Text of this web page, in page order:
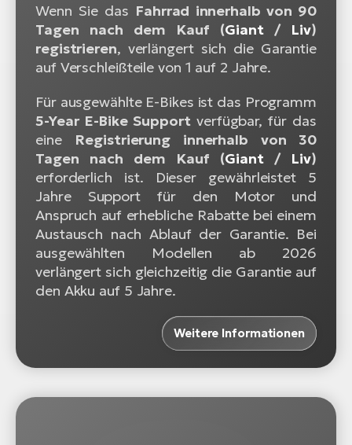
Wenn Sie das Fahrrad innerhalb von 90
Tagen nach dem Kauf (Giant/ Liv)
registrieren, verlängert sich die Garantie
auf Verschleißteile von 1 auf 2 Jahre.
Für ausgewählte E-Bikes ist das Programm
5-Year E-Bike Supportverfügbar, für das
eine Registrierung innerhalb von 30
Tagen nach dem Kauf (Giant/ Liv)
erforderlich ist. Dieser gewährleistet 5
Jahre Support für den Motor und
Anspruch auf erhebliche Rabatte bei einem
Austausch nach Ablauf der Garantie. Bei
ausgewählten Modellen ab 2026
verlängert sich gleichzeitig die Garantie auf
den Akku auf 5 Jahre.
Weitere Informationen